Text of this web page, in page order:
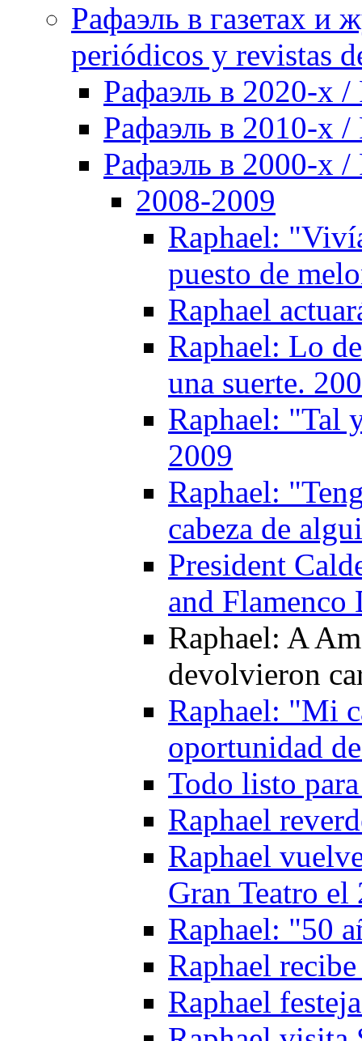
Рафаэль в газетах и
periódicos y revistas
Рафаэль в 2020-х /
Рафаэль в 2010-х /
Рафаэль в 2000-х /
2008-2009
Raphael:
puesto de
Raphael
Raphael: Lo
una suerte.
Raphael: "Tal
2009
Raphael:
cabeza de
President
and Flamenco
Raphael: A
devolvieron
Raphael: "Mi
oportunidad
Todo listo
Raphael
Raphael
Gran Teatro
Raphael: "50
Raphael
Raphael